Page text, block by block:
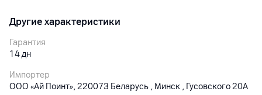
Другие характеристики
Гарантия
14дн
Импортер
ООО «Ай Поинт», 220073 Беларусь , Минск , Гусовского 20А